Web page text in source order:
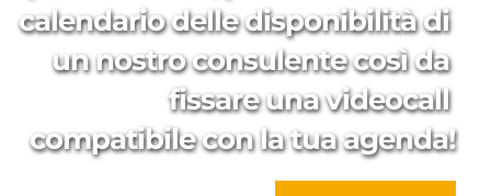
calendario delle disponibilità di
un nostro consulente così da
fissare una videocall
compatibile con la tua agenda!